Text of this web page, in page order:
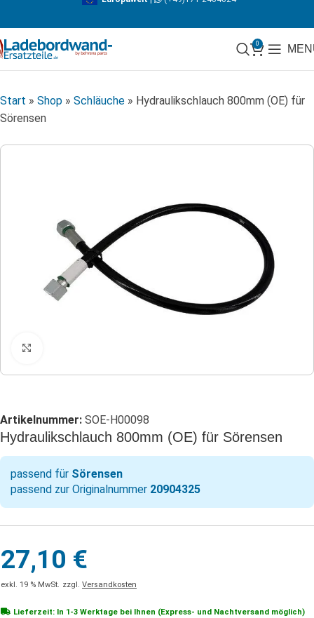
0
Start » Shop » Schläuche » Hydraulikschlauch 800mm (OE) für
Sörensen
Artikelnummer: SOE-H00098
Hydraulikschlauch 800mm (OE) für Sörensen
passend für Sörensen
passend zur Originalnummer 20904325
27,10 €
exkl. 19 % MwSt. zzgl. Versandkosten
Lieferzeit: In 1-3 Werktage bei Ihnen (Express- und Nachtversand möglich)